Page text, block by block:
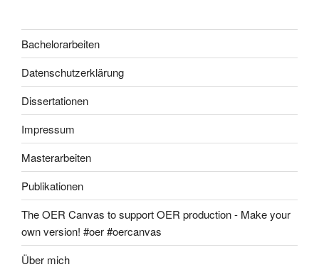
Bachelorarbeiten
Datenschutzerklärung
Dissertationen
Impressum
Masterarbeiten
Publikationen
The OER Canvas to support OER production - Make your
own version! #oer #oercanvas
Über mich